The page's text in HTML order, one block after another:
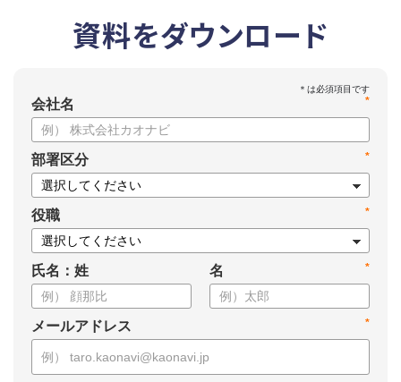
資料をダウンロード
*
会社名
*
部署区分
*
役職
氏名：姓 *
名
*
メールアドレス